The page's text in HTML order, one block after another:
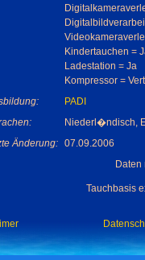
Kindertauchen =
Ladestation = Ja
Kompressor =
PADI
Niederl�ndisch,
Änderung: 07.09.2006
Tauchbasis